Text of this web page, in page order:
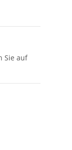
Sie auf